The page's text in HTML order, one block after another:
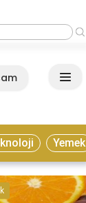
nasıl bir ülke?
Yemek